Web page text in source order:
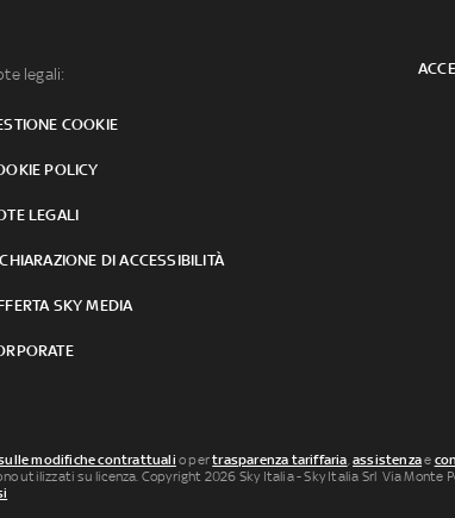
legali:
COOKIE
POLICY
LEGALI
DI ACCESSIBILITÀ
SKY MEDIA
modifiche contrattuali o pertrasparenza tariffaria,assistenzae
su licenza. Copyright 2026 Sky Italia - Sky Italia Srl Via Monte